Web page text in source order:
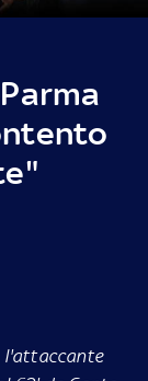
l'attaccante